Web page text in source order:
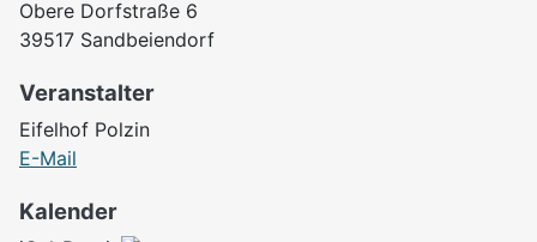
Obere Dorfstraße 6
39517 Sandbeiendorf
Veranstalter
Eifelhof Polzin
E-Mail
Kalender